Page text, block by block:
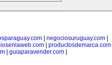
negociosuruguay.com
productosdemarca.com
guiaparavender.com